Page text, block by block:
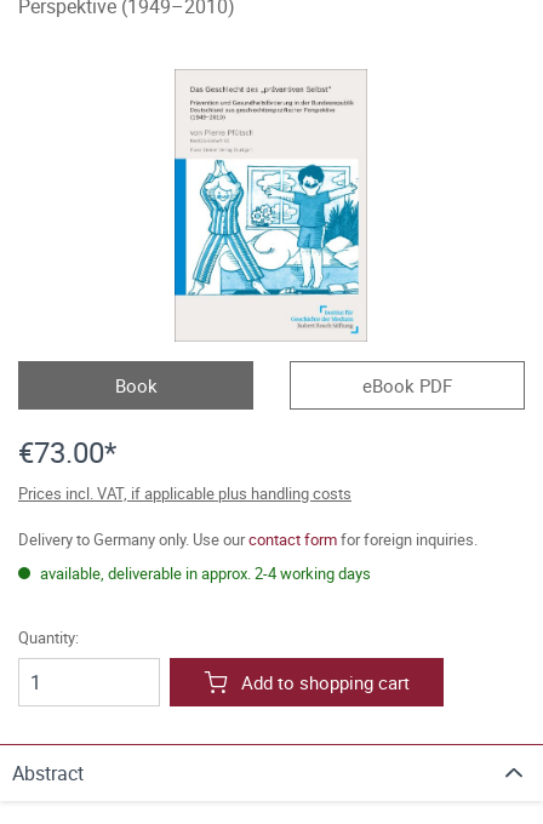
Perspektive (1949–2010)
Book eBook PDF
€73.00*
Prices incl. VAT, if applicable plus handling costs
Delivery to Germany only. Use ourcontact formfor foreign inquiries.
available, deliverable in approx. 2-4 working days
Quantity:
Add to shopping cart
Abstract